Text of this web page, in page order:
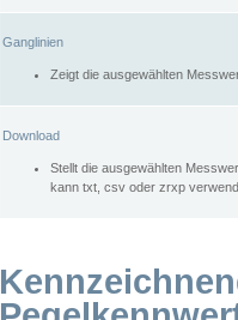
Ganglinien
Zeigt die ausgewählten
Download
Stellt die ausgewählten
kann txt, csv oder zrxp